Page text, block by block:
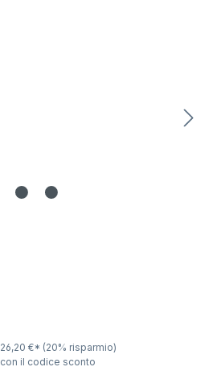
26,20 €* (20% risparmio)
con il codice sconto